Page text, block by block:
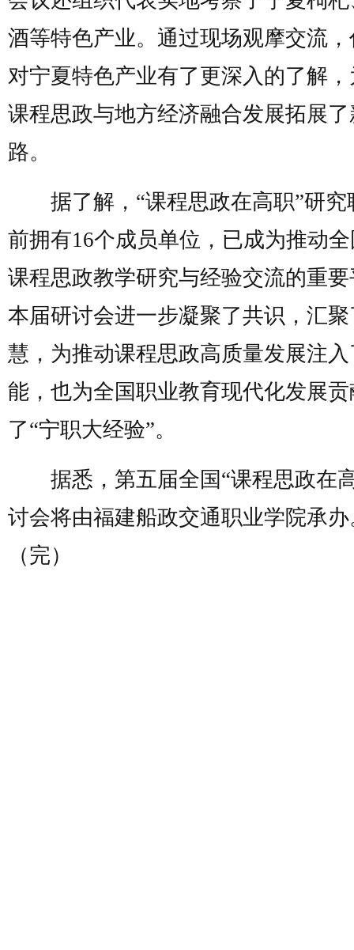
酒等特色产业。通过现场观摩交流
对宁夏特色产业有了更深入的了解
课程思政与地方经济融合发展拓展
路。
据了解，“课程思政在高职”研究
前拥有16个成员单位，已成为推动
课程思政教学研究与经验交流的重
本届研讨会进一步凝聚了共识，汇
慧，为推动课程思政高质量发展注
能，也为全国职业教育现代化发展贡
了“宁职大经验”。
据悉，第五届全国“课程思政在
讨会将由福建船政交通职业学院承办
（完）